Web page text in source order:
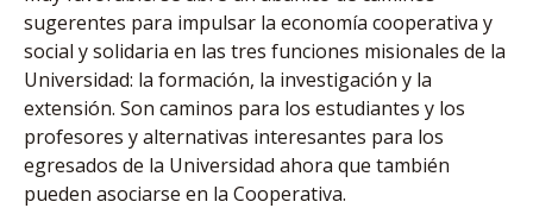
sugerentes para impulsar la economía cooperativa y
social y solidaria en las tres funciones misionales de la
Universidad: la formación, la investigación y la
extensión. Son caminos para los estudiantes y los
profesores y alternativas interesantes para los
egresados de la Universidad ahora que también
pueden asociarse en la Cooperativa.